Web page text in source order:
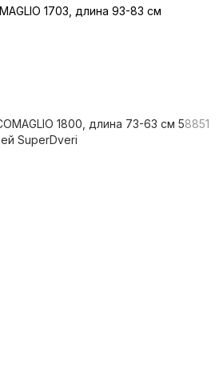
1703, длина 93-83 см